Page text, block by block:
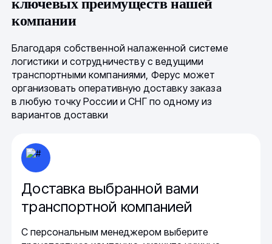
ключевых преимуществ нашей
компании
Благодаря собственной налаженной системе
логистики и сотрудничеству с ведущими
транспортными компаниями, Ферус может
организовать оперативную доставку заказа
в любую точку России и СНГ по одному из
вариантов доставки
Доставка выбранной вами
транспортной компанией
С персональным менеджером выберите